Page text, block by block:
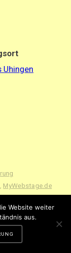
Uhingen
MyWebstage.de
Website weiter
aus.